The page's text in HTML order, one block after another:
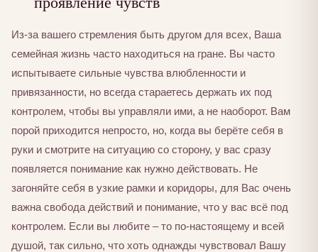
Из-за вашего стремления быть другом для всех, Ваша
семейная жизнь часто находиться на гране. Вы часто
испытываете сильные чувства влюбленности и
привязанности, но всегда стараетесь держать их под
контролем, чтобы вы управляли ими, а не наоборот. Вам
порой приходится непросто, но, когда вы берёте себя в
руки и смотрите на ситуацию со сторону, у вас сразу
появляется понимание как нужно действовать. Не
загоняйте себя в узкие рамки и коридоры, для Вас очень
важна свобода действий и понимание, что у вас всё под
контролем. Если вы любите – то по-настоящему и всей
душой, так сильно, что хоть однажды чувствовал Вашу